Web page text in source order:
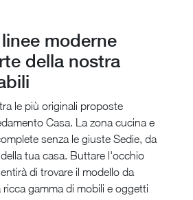
moderne
della nostra
le più originali proposte
Casa. La zona cucina e
senza le giuste Sedie, da
tua casa. Buttare l'occhio
di trovare il modello da
gamma di mobili e oggetti